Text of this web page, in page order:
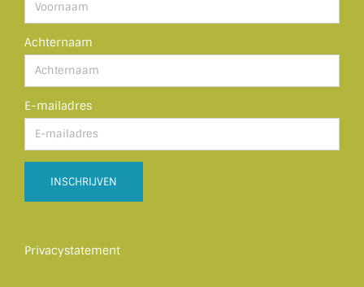
Achternaam
E-mailadres
Privacystatement